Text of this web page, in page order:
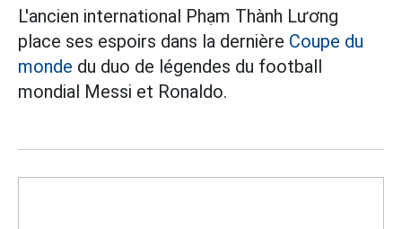
L'ancien international Phạm Thành Lương
place ses espoirs dans la dernière Coupe du
monde du duo de légendes du football
mondial Messi et Ronaldo.